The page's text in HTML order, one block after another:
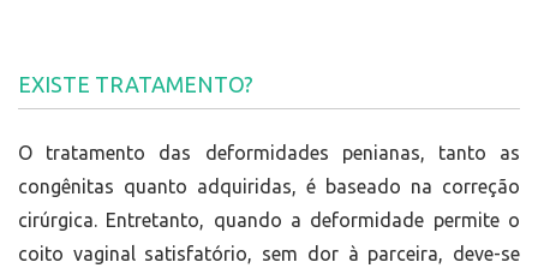
EXISTE TRATAMENTO?
O tratamento das deformidades penianas, tanto as
congênitas quanto adquiridas, é baseado na correção
cirúrgica. Entretanto, quando a deformidade permite o
coito vaginal satisfatório, sem dor à parceira, deve-se